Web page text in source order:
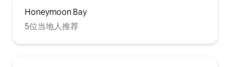
Honeymoon Bay
5位当地人推荐